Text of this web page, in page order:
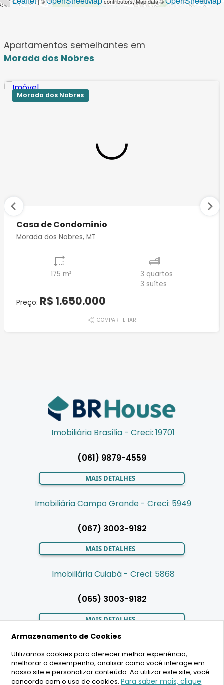
Apartamentos semelhantes em
Morada dos Nobres
Morada dos Nobres
Casa de Condomínio
Morada dos Nobres, MT
175 m²
3 quartos
3 suítes
Preço: R$ 1.650.000
COMPARTILHAR
Imobiliária Brasília - Creci: 19701
(061) 9879-4559
MAIS DETALHES
Imobiliária Campo Grande - Creci: 5949
(067) 3003-9182
MAIS DETALHES
Imobiliária Cuiabá - Creci: 5868
(065) 3003-9182
MAIS DETALHES
LIGAMOS PARA VOCÊ
Armazenamento de Cookies
Utilizamos cookies para oferecer melhor experiência,
melhorar o desempenho, analisar como você interage em
nosso site e personalizar conteúdo. Ao utilizar este site, você
concorda com o uso de cookies.Para saber mais, clique